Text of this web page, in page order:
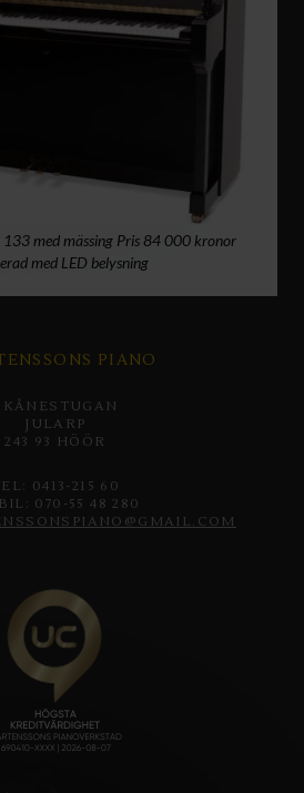
med mässing Pris 84 000 kronor
med LED belysning
PIANO
JULARP
243 93 HÖÖR
0413-215 60
070-55 48 280